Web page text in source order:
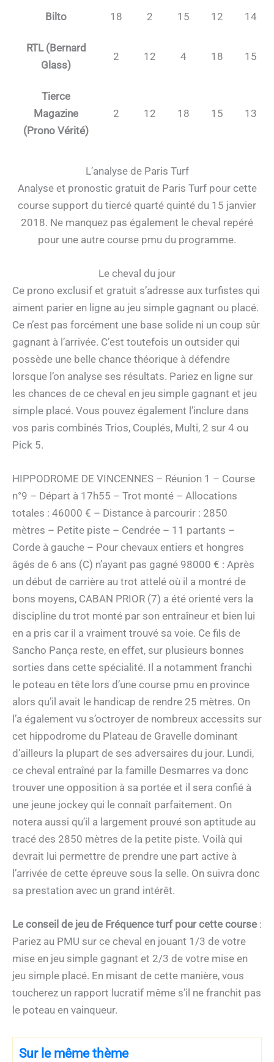
Bilto 18 2 15 12 14
RTL (Bernard
Glass)
2 12 4 18 15
Tierce
Magazine
(Prono Vérité)
2 12 18 15 13
L’analyse de Paris Turf
Analyse et pronostic gratuit de Paris Turf pour cette
course support du tiercé quarté quinté du 15 janvier
2018. Ne manquez pas également le cheval repéré
pour une autre course pmu du programme.
Le cheval du jour
Ce prono exclusif et gratuit s’adresse aux turfistes qui
aiment parier en ligne au jeu simple gagnant ou placé.
Ce n’est pas forcément une base solide ni un coup sûr
gagnant à l’arrivée. C’est toutefois un outsider qui
possède une belle chance théorique à défendre
lorsque l’on analyse ses résultats. Pariez en ligne sur
les chances de ce cheval en jeu simple gagnant et jeu
simple placé. Vous pouvez également l’inclure dans
vos paris combinés Trios, Couplés, Multi, 2 sur 4 ou
Pick 5.
HIPPODROME DE VINCENNES – Réunion 1 – Course
n°9 – Départ à 17h55 – Trot monté – Allocations
totales : 46000 € – Distance à parcourir : 2850
mètres – Petite piste – Cendrée – 11 partants –
Corde à gauche – Pour chevaux entiers et hongres
âgés de 6 ans (C) n’ayant pas gagné 98000 € : Après
un début de carrière au trot attelé où il a montré de
bons moyens, CABAN PRIOR (7) a été orienté vers la
discipline du trot monté par son entraîneur et bien lui
en a pris car il a vraiment trouvé sa voie. Ce fils de
Sancho Pança reste, en effet, sur plusieurs bonnes
sorties dans cette spécialité. Il a notamment franchi
le poteau en tête lors d’une course pmu en province
alors qu’il avait le handicap de rendre 25 mètres. On
l’a également vu s’octroyer de nombreux accessits sur
cet hippodrome du Plateau de Gravelle dominant
d’ailleurs la plupart de ses adversaires du jour. Lundi,
ce cheval entraîné par la famille Desmarres va donc
trouver une opposition à sa portée et il sera confié à
une jeune jockey qui le connaît parfaitement. On
notera aussi qu’il a largement prouvé son aptitude au
tracé des 2850 mètres de la petite piste. Voilà qui
devrait lui permettre de prendre une part active à
l’arrivée de cette épreuve sous la selle. On suivra donc
sa prestation avec un grand intérêt.
Le conseil de jeu de Fréquence turf pour cette course :
Pariez au PMU sur ce cheval en jouant 1/3 de votre
mise en jeu simple gagnant et 2/3 de votre mise en
jeu simple placé. En misant de cette manière, vous
toucherez un rapport lucratif même s’il ne franchit pas
le poteau en vainqueur.
Sur le même thème